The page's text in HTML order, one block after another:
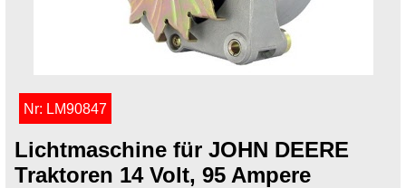
Nr: LM90847
Lichtmaschine für JOHN DEERE
Traktoren 14 Volt, 95 Ampere